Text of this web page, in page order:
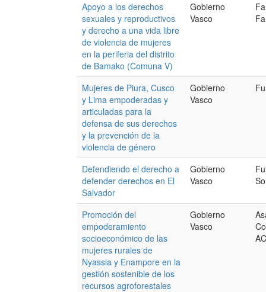
Apoyo a los derechos
sexuales y reproductivos
y derecho a una vida libre
de violencia de mujeres
en la periferia del distrito
de Bamako (Comuna V)
Gobierno
Vasco
Mujeres de Piura, Cusco
y Lima empoderadas y
articuladas para la
defensa de sus derechos
y la prevención de la
violencia de género
Gobierno
Vasco
Defendiendo el derecho a
defender derechos en El
Salvador
Gobierno
Vasco
Promoción del
empoderamiento
socioeconómico de las
mujeres rurales de
Nyassia y Enampore en la
gestión sostenible de los
recursos agroforestales
Gobierno
Vasco